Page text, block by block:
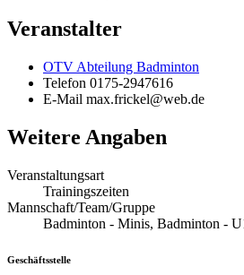
Veranstalter
OTV Abteilung Badminton
Telefon 0175-2947616
E-Mail max.frickel@web.de
Weitere Angaben
Veranstaltungsart
Trainingszeiten
Mannschaft/Team/Gruppe
Badminton - Minis, Badminton -
Geschäftsstelle